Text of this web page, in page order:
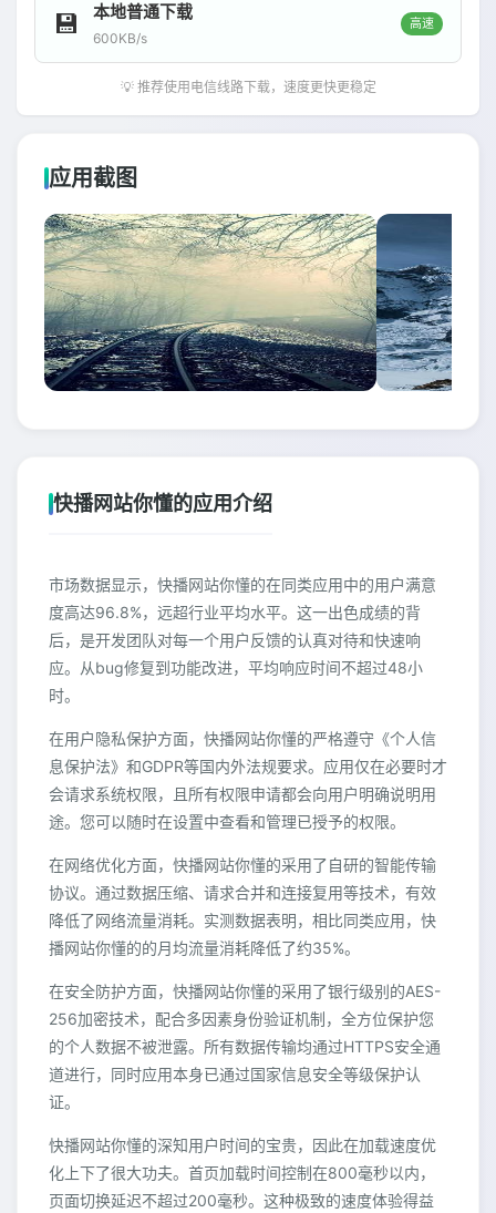
💾 本地普通下载
600KB/s
高速
💡 推荐使用电信线路下载，速度更快更稳定
应用截图
快播网站你懂的应用介绍
市场数据显示，快播网站你懂的在同类应用中的用户满意
度高达96.8%，远超行业平均水平。这一出色成绩的背
后，是开发团队对每一个用户反馈的认真对待和快速响
应。从bug修复到功能改进，平均响应时间不超过48小
时。
在用户隐私保护方面，快播网站你懂的严格遵守《个人信
息保护法》和GDPR等国内外法规要求。应用仅在必要时才
会请求系统权限，且所有权限申请都会向用户明确说明用
途。您可以随时在设置中查看和管理已授予的权限。
在网络优化方面，快播网站你懂的采用了自研的智能传输
协议。通过数据压缩、请求合并和连接复用等技术，有效
降低了网络流量消耗。实测数据表明，相比同类应用，快
播网站你懂的的月均流量消耗降低了约35%。
在安全防护方面，快播网站你懂的采用了银行级别的AES-
256加密技术，配合多因素身份验证机制，全方位保护您
的个人数据不被泄露。所有数据传输均通过HTTPS安全通
道进行，同时应用本身已通过国家信息安全等级保护认
证。
快播网站你懂的深知用户时间的宝贵，因此在加载速度优
化上下了很大功夫。首页加载时间控制在800毫秒以内，
页面切换延迟不超过200毫秒。这种极致的速度体验得益